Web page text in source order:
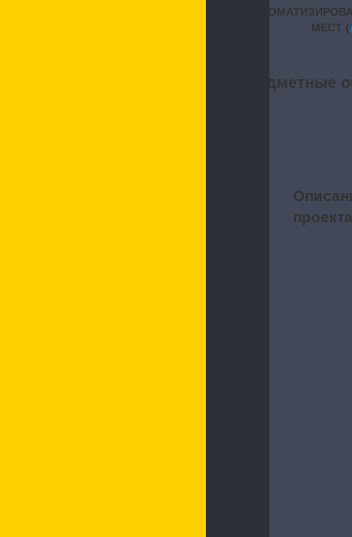
МЕСТ (
Предметные
проекта